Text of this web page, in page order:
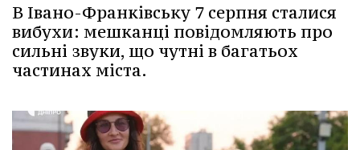
В Івано-Франківську 7 серпня сталися
вибухи: мешканці повідомляють про
сильні звуки, що чутні в багатьох
частинах міста.